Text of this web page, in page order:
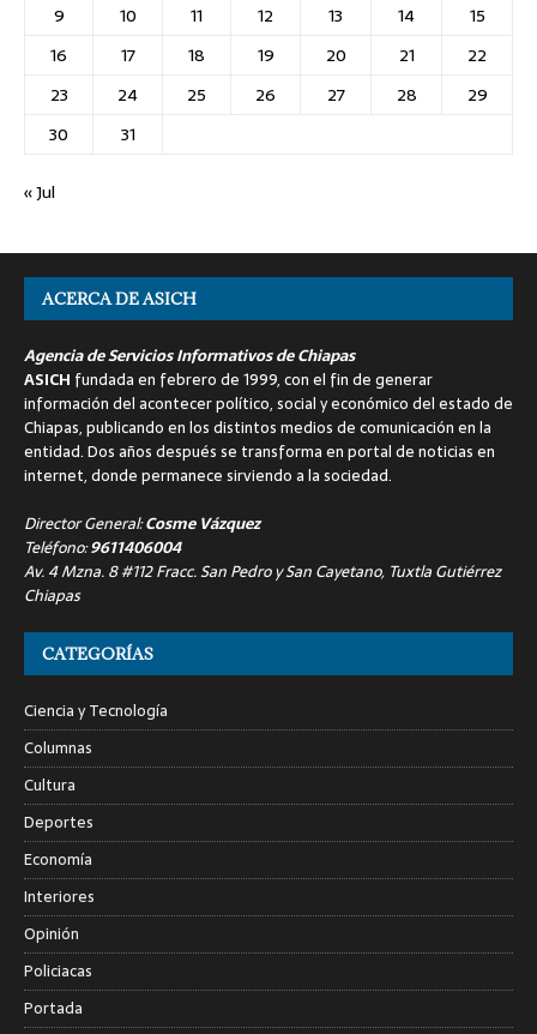
9
10 11 12 13 14
15
16
17 18 19 20 21
22
23
24 25 26 27 28
29
30
31
« Jul
ACERCA DE ASICH
Agencia de Servicios Informativos de Chiapas
ASICH fundada en febrero de 1999, con el fin de generar
información del acontecer político, social y económico del estado de
Chiapas, publicando en los distintos medios de comunicación en la
entidad. Dos años después se transforma en portal de noticias en
internet, donde permanece sirviendo a la sociedad.
Director General:Cosme Vázquez
Teléfono:9611406004
Av. 4 Mzna. 8 #112 Fracc. San Pedro y San Cayetano, Tuxtla Gutiérrez
Chiapas
CATEGORÍAS
Ciencia y Tecnología
Columnas
Cultura
Deportes
Economía
Interiores
Opinión
Policiacas
Portada